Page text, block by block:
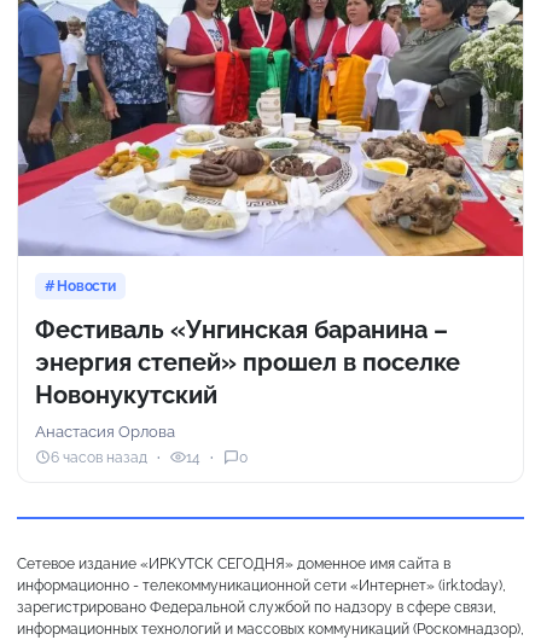
Новости
Фестиваль «Унгинская баранина –
энергия степей» прошел в поселке
Новонукутский
Анастасия Орлова
6 часов назад 14 0
Сетевое издание «ИРКУТСК СЕГОДНЯ» доменное имя сайта в
информационно - телекоммуникационной сети «Интернет» (irk.today),
зарегистрировано Федеральной службой по надзору в сфере связи,
информационных технологий и массовых коммуникаций (Роскомнадзор),